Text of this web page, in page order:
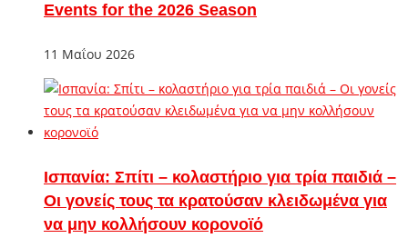
Events for the 2026 Season
11 Μαΐου 2026
Ισπανία: Σπίτι – κολαστήριο για τρία παιδιά –
Οι γονείς τους τα κρατούσαν κλειδωμένα για
να μην κολλήσουν κορονοϊό